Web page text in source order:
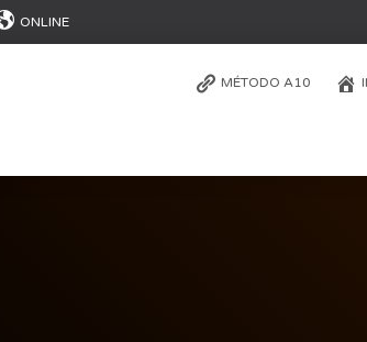
ONLINE
MÉTODO A10